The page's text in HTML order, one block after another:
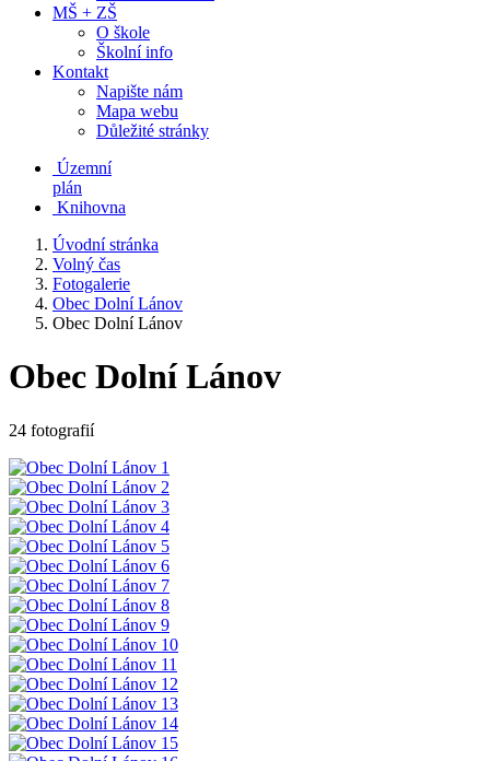
MŠ + ZŠ
O škole
Školní info
Kontakt
Napište nám
Mapa webu
Důležité stránky
Územní
plán
Knihovna
Úvodní stránka
Volný čas
Fotogalerie
Obec Dolní Lánov
Obec Dolní Lánov
Obec Dolní Lánov
24 fotografií